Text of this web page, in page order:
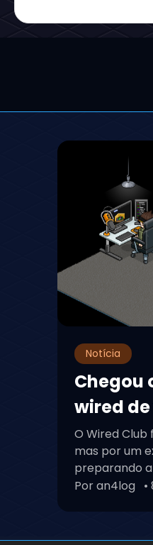
Notícia
Chegou
wired
O Wired
mas por um
preparando
Por an4log